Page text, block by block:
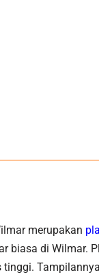
merupakan
biasa di Wilmar.